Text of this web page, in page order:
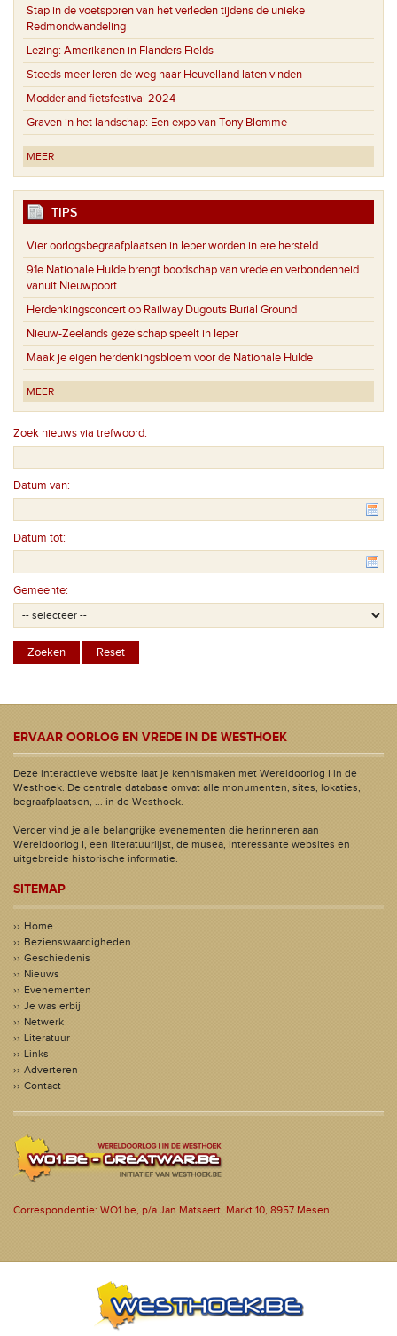
Stap in de voetsporen van het verleden tijdens de unieke
Redmondwandeling
Lezing: Amerikanen in Flanders Fields
Steeds meer Ieren de weg naar Heuvelland laten vinden
Modderland fietsfestival 2024
Graven in het landschap: Een expo van Tony Blomme
MEER
TIPS
Vier oorlogsbegraafplaatsen in Ieper worden in ere hersteld
91e Nationale Hulde brengt boodschap van vrede en verbondenheid
vanuit Nieuwpoort
Herdenkingsconcert op Railway Dugouts Burial Ground
Nieuw-Zeelands gezelschap speelt in Ieper
Maak je eigen herdenkingsbloem voor de Nationale Hulde
MEER
Zoek nieuws via trefwoord:
Datum van:
Datum tot:
Gemeente:
ERVAAR OORLOG EN VREDE IN DE WESTHOEK
Deze interactieve website laat je kennismaken met Wereldoorlog I in de
Westhoek. De centrale database omvat alle monumenten, sites, lokaties,
begraafplaatsen, ... in de Westhoek.
Verder vind je alle belangrijke evenementen die herinneren aan
Wereldoorlog I, een literatuurlijst, de musea, interessante websites en
uitgebreide historische informatie.
SITEMAP
Home
Bezienswaardigheden
Geschiedenis
Nieuws
Evenementen
Je was erbij
Netwerk
Literatuur
Links
Adverteren
Contact
Correspondentie: WO1.be, p/a Jan Matsaert, Markt 10, 8957 Mesen